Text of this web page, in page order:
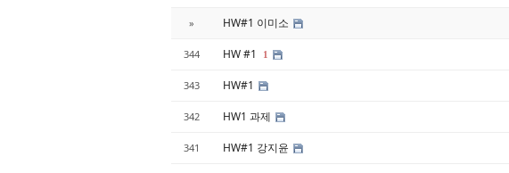
» HW#1 이미소
344 HW #1 1
343 HW#1
342 HW1 과제
341 HW#1 강지윤